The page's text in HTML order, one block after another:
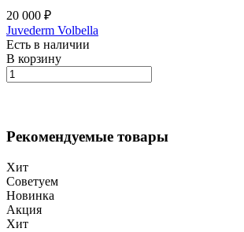
20 000 ₽
Juvederm Volbella
Есть в наличии
В корзину
Рекомендуемые товары
Хит
Советуем
Новинка
Акция
Хит